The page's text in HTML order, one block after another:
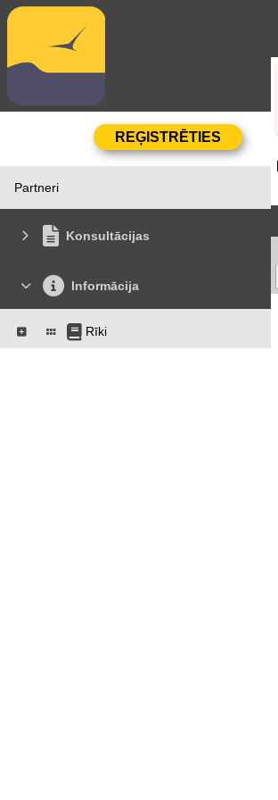
Partneri
Konsultācijas
Informācija
Rīki